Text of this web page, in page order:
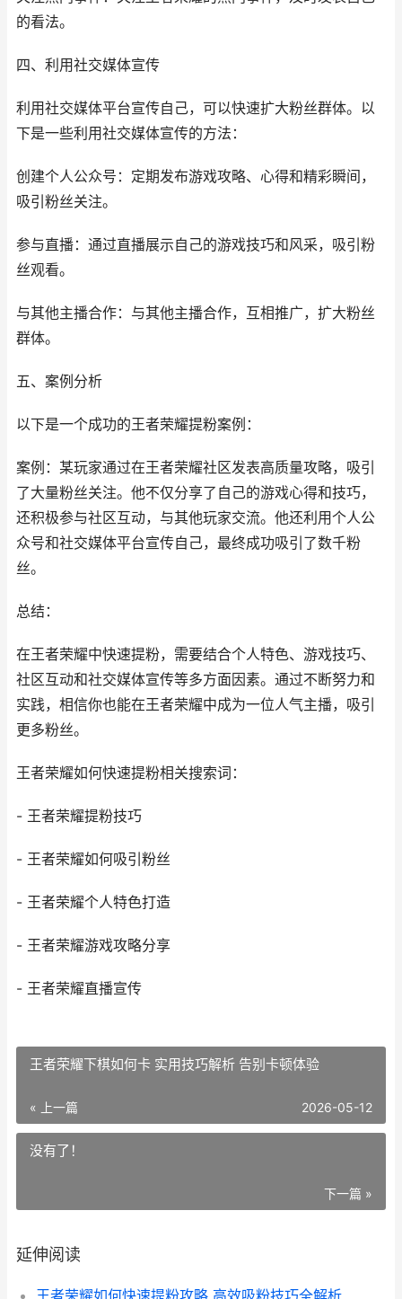
的看法。
四、利用社交媒体宣传
利用社交媒体平台宣传自己，可以快速扩大粉丝群体。以
下是一些利用社交媒体宣传的方法：
创建个人公众号：定期发布游戏攻略、心得和精彩瞬间，
吸引粉丝关注。
参与直播：通过直播展示自己的游戏技巧和风采，吸引粉
丝观看。
与其他主播合作：与其他主播合作，互相推广，扩大粉丝
群体。
五、案例分析
以下是一个成功的王者荣耀提粉案例：
案例：某玩家通过在王者荣耀社区发表高质量攻略，吸引
了大量粉丝关注。他不仅分享了自己的游戏心得和技巧，
还积极参与社区互动，与其他玩家交流。他还利用个人公
众号和社交媒体平台宣传自己，最终成功吸引了数千粉
丝。
总结：
在王者荣耀中快速提粉，需要结合个人特色、游戏技巧、
社区互动和社交媒体宣传等多方面因素。通过不断努力和
实践，相信你也能在王者荣耀中成为一位人气主播，吸引
更多粉丝。
王者荣耀如何快速提粉相关搜索词：
- 王者荣耀提粉技巧
- 王者荣耀如何吸引粉丝
- 王者荣耀个人特色打造
- 王者荣耀游戏攻略分享
- 王者荣耀直播宣传
王者荣耀下棋如何卡 实用技巧解析 告别卡顿体验
« 上一篇 2026-05-12
没有了！
下一篇 »
延伸阅读
王者荣耀如何快速提粉攻略 高效吸粉技巧全解析